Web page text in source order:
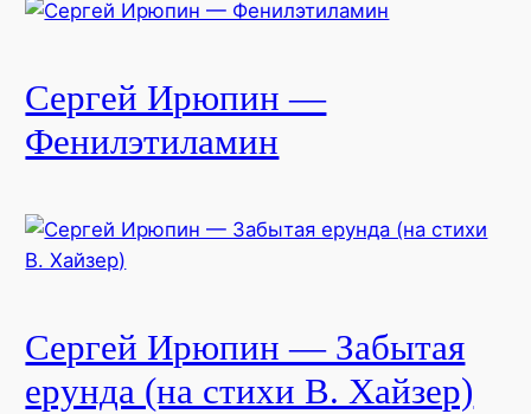
Сергей Ирюпин —
Фенилэтиламин
Сергей Ирюпин — Забытая
ерунда (на стихи В. Хайзер)